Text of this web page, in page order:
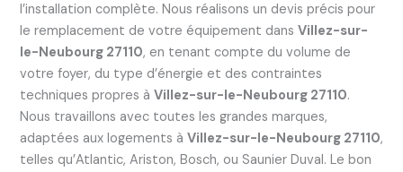
l’installation complète. Nous réalisons un devis précis pour
le remplacement de votre équipement dans Villez-sur-
le-Neubourg 27110, en tenant compte du volume de
votre foyer, du type d’énergie et des contraintes
techniques propres à Villez-sur-le-Neubourg 27110.
Nous travaillons avec toutes les grandes marques,
adaptées aux logements à Villez-sur-le-Neubourg 27110,
telles qu’Atlantic, Ariston, Bosch, ou Saunier Duval. Le bon